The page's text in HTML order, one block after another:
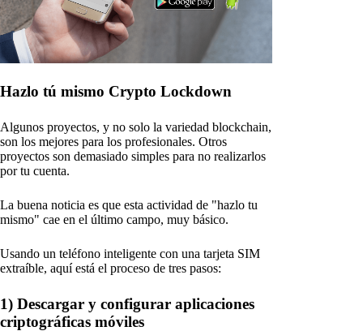
Hazlo tú mismo Crypto Lockdown
Algunos proyectos, y no solo la variedad blockchain,
son los mejores para los profesionales. Otros
proyectos son demasiado simples para no realizarlos
por tu cuenta.
La buena noticia es que esta actividad de "hazlo tu
mismo" cae en el último campo, muy básico.
Usando un teléfono inteligente con una tarjeta SIM
extraíble, aquí está el proceso de tres pasos:
1) Descargar y configurar aplicaciones
criptográficas móviles